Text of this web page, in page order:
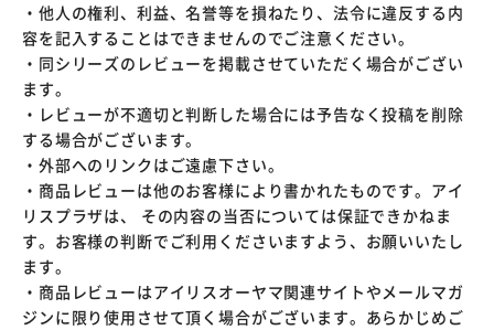
・他人の権利、利益、名誉等を損ねたり、法令に違反する内
容を記入することはできませんのでご注意ください。
・同シリーズのレビューを掲載させていただく場合がござい
ます。
・レビューが不適切と判断した場合には予告なく投稿を削除
する場合がございます。
・外部へのリンクはご遠慮下さい。
・商品レビューは他のお客様により書かれたものです。アイ
リスプラザは、 その内容の当否については保証できかねま
す。お客様の判断でご利用くださいますよう、お願いいたし
ます。
・商品レビューはアイリスオーヤマ関連サイトやメールマガ
ジンに限り使用させて頂く場合がございます。あらかじめご